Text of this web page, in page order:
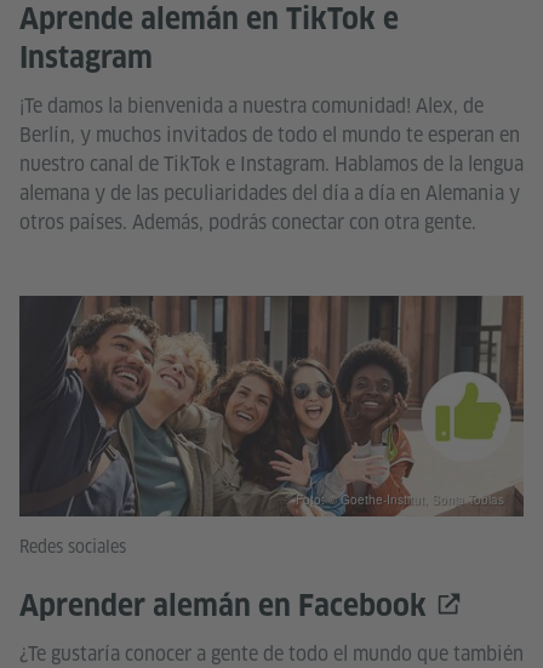
Aprende alemán en TikTok e
Instagram
¡Te damos la bienvenida a nuestra comunidad! Alex, de
Berlín, y muchos invitados de todo el mundo te esperan en
nuestro canal de TikTok e Instagram. Hablamos de la lengua
alemana y de las peculiaridades del día a día en Alemania y
otros países. Además, podrás conectar con otra gente.
Redes sociales
Aprender alemán en Facebook
¿Te gustaría conocer a gente de todo el mundo que también
Foto: © Goethe-Institut, Sonja Tobias